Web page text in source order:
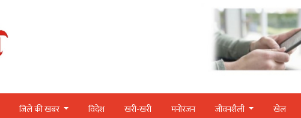
जिले की खबर विदेश खरी-खरी मनोरंजन जीवनशैली खेल